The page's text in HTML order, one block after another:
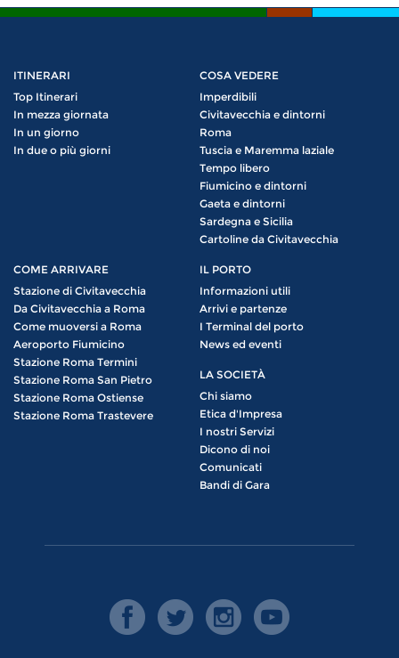
ITINERARI
Top Itinerari
In mezza giornata
In un giorno
In due o più giorni
COSA VEDERE
Imperdibili
Civitavecchia e dintorni
Roma
Tuscia e Maremma laziale
Tempo libero
Fiumicino e dintorni
Gaeta e dintorni
Sardegna e Sicilia
Cartoline da Civitavecchia
COME ARRIVARE
Stazione di Civitavecchia
Da Civitavecchia a Roma
Come muoversi a Roma
Aeroporto Fiumicino
Stazione Roma Termini
Stazione Roma San Pietro
Stazione Roma Ostiense
Stazione Roma Trastevere
IL PORTO
Informazioni utili
Arrivi e partenze
I Terminal del porto
News ed eventi
LA SOCIETÀ
Chi siamo
Etica d'Impresa
I nostri Servizi
Dicono di noi
Comunicati
Bandi di Gara